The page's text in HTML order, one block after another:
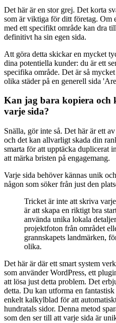
Det här är en stor grej. Det korta
som är viktiga för ditt företag. Om
med ett specifikt område kan dra
definitivt ha sin egen sida.
Att göra detta skickar en mycket
dina potentiella kunder: du är ett
specifika område. Det är så
olika städer på en generell sida
Kan jag bara kopiera och
varje sida?
Snälla, gör inte så. Det här är ett
och det kan allvarligt skada din
smarta för att upptäcka duplicerat
att märka bristen på engagemang.
Varje sida behöver kännas unik
någon som söker från just den
Tricket är inte att skriva
är att skapa en riktigt bra
använda unika lokala
projektfoton från området
grannskapets landmärken,
olika.
Det här är där ett smart system
som använder WordPress, ett
att lösa just detta problem. Det
detta. Du kan utforma en
enkelt kalkylblad för att
hundratals sidor. Denna metod
som den ser till att varje sida är